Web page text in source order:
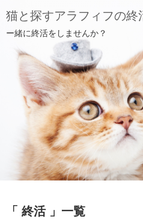
猫と探すアラフィフの終
ー緒に終活をしませんか？
「 終活 」一覧